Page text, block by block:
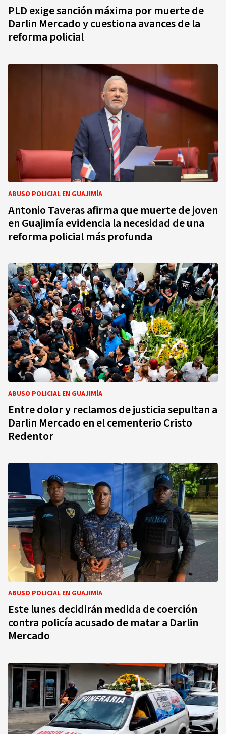
PLD exige sanción máxima por muerte de
Darlin Mercado y cuestiona avances de la
reforma policial
ABUSO POLICIAL EN GUAJIMÍA
Antonio Taveras afirma que muerte de joven
en Guajimía evidencia la necesidad de una
reforma policial más profunda
ABUSO POLICIAL EN GUAJIMÍA
Entre dolor y reclamos de justicia sepultan a
Darlin Mercado en el cementerio Cristo
Redentor
ABUSO POLICIAL EN GUAJIMÍA
Este lunes decidirán medida de coerción
contra policía acusado de matar a Darlin
Mercado